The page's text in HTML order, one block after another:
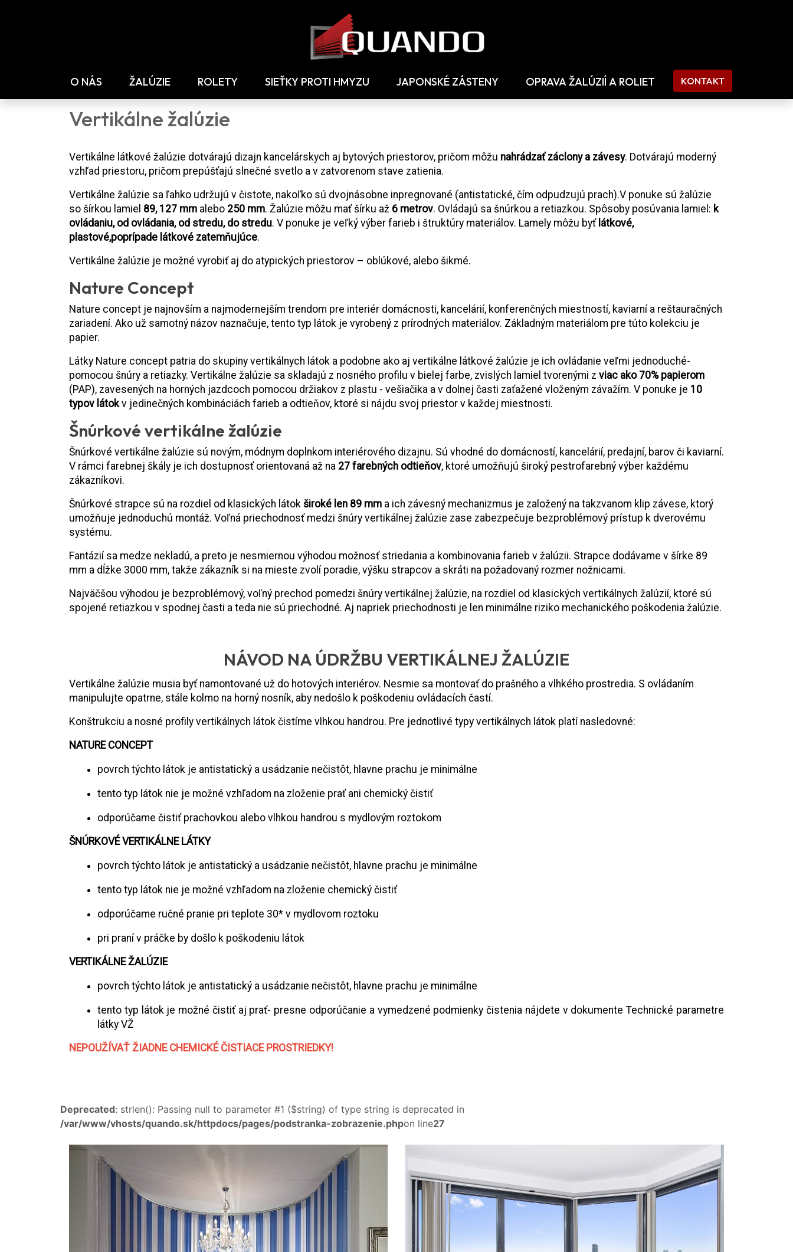
O NÁS ŽALÚZIE ROLETY SIEŤKY PROTI HMYZU JAPONSKÉ ZÁSTENY OPRAVA ŽALÚZIÍ A ROLIET KONTAKT
Vertikálne žalúzie
Vertikálne látkové žalúzie dotvárajú dizajn kancelárskych aj bytových priestorov, pričom môžu nahrádzať záclony a závesy. Dotvárajú moderný
vzhľad priestoru, pričom prepúšťajú slnečné svetlo a v zatvorenom stave zatienia.
Vertikálne žalúzie sa ľahko udržujú v čistote, nakoľko sú dvojnásobne inpregnované (antistatické, čím odpudzujú prach).V ponuke sú žalúzie
so šírkou lamiel 89, 127 mm alebo 250 mm. Žalúzie môžu mať šírku až 6 metrov. Ovládajú sa šnúrkou a retiazkou. Spôsoby posúvania lamiel: k
ovládaniu, od ovládania, od stredu, do stredu. V ponuke je veľký výber farieb i štruktúry materiálov. Lamely môžu byťlátkové,
plastové,poprípade látkové zatemňujúce.
Vertikálne žalúzie je možné vyrobiť aj do atypických priestorov – oblúkové, alebo šikmé.
Nature Concept
Nature concept je najnovším a najmodernejším trendom pre interiér domácnosti, kancelárií, konferenčných miestností, kaviarní a reštauračných
zariadení. Ako už samotný názov naznačuje, tento typ látok je vyrobený z prírodných materiálov. Základným materiálom pre túto kolekciu je
papier.
Látky Nature concept patria do skupiny vertikálnych látok a podobne ako aj vertikálne látkové žalúzie je ich ovládanie veľmi jednoduché-
pomocou šnúry a retiazky. Vertikálne žalúzie sa skladajú z nosného profilu v bielej farbe, zvislých lamiel tvorenými z viac ako 70% papierom
(PAP), zavesených na horných jazdcoch pomocou držiakov z plastu - vešiačika a v dolnej časti zaťažené vloženým závažím. V ponuke je 10
typov látokv jedinečných kombináciách farieb a odtieňov, ktoré si nájdu svoj priestor v každej miestnosti.
Šnúrkové vertikálne žalúzie
Šnúrkové vertikálne žalúzie sú novým, módnym doplnkom interiérového dizajnu. Sú vhodné do domácností, kancelárií, predajní, barov či kaviarní.
V rámci farebnej škály je ich dostupnosť orientovaná až na 27 farebných odtieňov, ktoré umožňujú široký pestrofarebný výber každému
zákazníkovi.
Šnúrkové strapce sú na rozdiel od klasických látok široké len 89 mm a ich závesný mechanizmus je založený na takzvanom klip závese, ktorý
umožňuje jednoduchú montáž. Voľná priechodnosť medzi šnúry vertikálnej žalúzie zase zabezpečuje bezproblémový prístup k dverovému
systému.
Fantázií sa medze nekladú, a preto je nesmiernou výhodou možnosť striedania a kombinovania farieb v žalúzii. Strapce dodávame v šírke 89
mm a dĺžke 3000 mm, takže zákazník si na mieste zvolí poradie, výšku strapcov a skráti na požadovaný rozmer nožnicami.
Najväčšou výhodou je bezproblémový, voľný prechod pomedzi šnúry vertikálnej žalúzie, na rozdiel od klasických vertikálnych žalúzií, ktoré sú
spojené retiazkou v spodnej časti a teda nie sú priechodné. Aj napriek priechodnosti je len minimálne riziko mechanického poškodenia žalúzie.
NÁVOD NA ÚDRŽBU VERTIKÁLNEJ ŽALÚZIE
Vertikálne žalúzie musia byť namontované už do hotových interiérov. Nesmie sa montovať do prašného a vlhkého prostredia. S ovládaním
manipulujte opatrne, stále kolmo na horný nosník, aby nedošlo k poškodeniu ovládacích častí.
Konštrukciu a nosné profily vertikálnych látok čistíme vlhkou handrou. Pre jednotlivé typy vertikálnych látok platí nasledovné:
NATURE CONCEPT
povrch týchto látok je antistatický a usádzanie nečistôt, hlavne prachu je minimálne
tento typ látok nie je možné vzhľadom na zloženie prať ani chemický čistiť
odporúčame čistiť prachovkou alebo vlhkou handrou s mydlovým roztokom
ŠNÚRKOVÉ VERTIKÁLNE LÁTKY
povrch týchto látok je antistatický a usádzanie nečistôt, hlavne prachu je minimálne
tento typ látok nie je možné vzhľadom na zloženie chemický čistiť
odporúčame ručné pranie pri teplote 30* v mydlovom roztoku
pri praní v práčke by došlo k poškodeniu látok
VERTIKÁLNE ŽALÚZIE
povrch týchto látok je antistatický a usádzanie nečistôt, hlavne prachu je minimálne
tento typ látok je možné čistiť aj prať- presne odporúčanie a vymedzené podmienky čistenia nájdete v dokumente Technické parametre
látky VŽ
NEPOUŽÍVAŤ ŽIADNE CHEMICKÉ ČISTIACE PROSTRIEDKY!
Deprecated: strlen(): Passing null to parameter #1 ($string) of type string is deprecated in
/var/www/vhosts/quando.sk/httpdocs/pages/podstranka-zobrazenie.phpon line27